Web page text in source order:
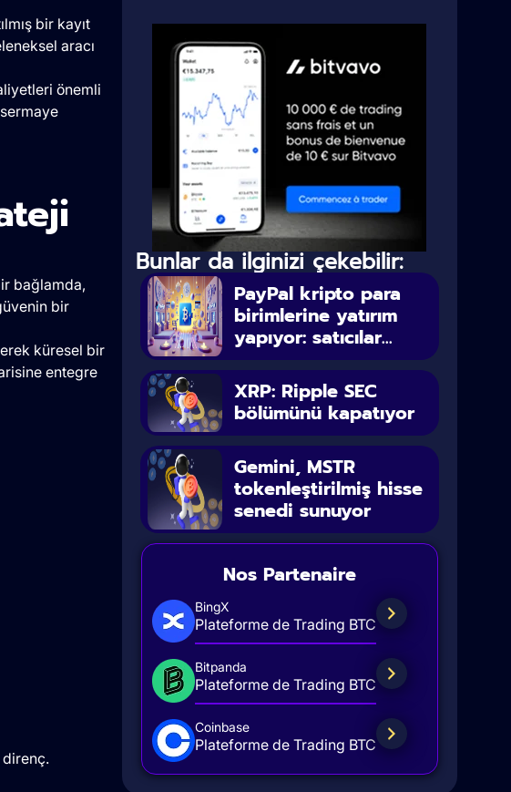
bir kayıt
aracı
önemli
bağlamda,
bir
küresel bir
entegre
Bunlar da ilginizi çekebilir:
PayPal kripto para
birimlerine yatırım
yapıyor: satıcılar...
XRP: Ripple SEC
bölümünü kapatıyor
Gemini, MSTR
tokenleştirilmiş hisse
senedi sunuyor
Nos Partenaire
BingX
Plateforme de Trading BTC
Bitpanda
Plateforme de Trading BTC
Coinbase
Plateforme de Trading BTC